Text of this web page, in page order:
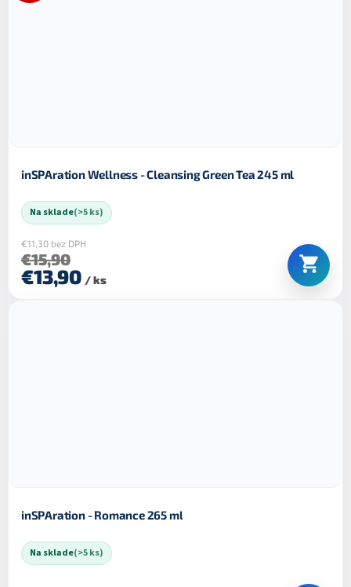
inSPAration Wellness - Cleansing Green Tea 245 ml
Na sklade(>5 ks)
€11,30 bez DPH
€15,90
€13,90 / ks
inSPAration - Romance 265 ml
Na sklade(>5 ks)